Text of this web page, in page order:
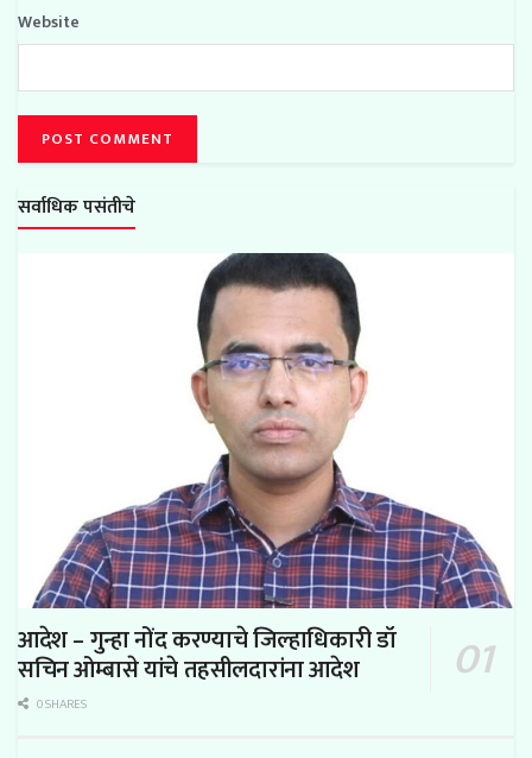
Website
सर्वाधिक पसंतीचे
आदेश – गुन्हा नोंद करण्याचे जिल्हाधिकारी डॉ
सचिन ओम्बासे यांचे तहसीलदारांना आदेश
0 SHARES